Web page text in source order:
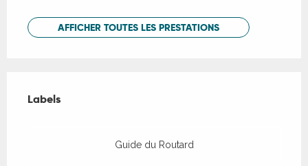
AFFICHER TOUTES LES PRESTATIONS
Labels
Labels
Guide du Routard